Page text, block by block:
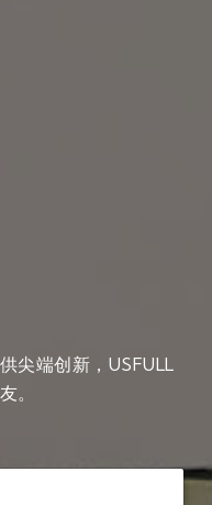
尖端创新，USFULL
。